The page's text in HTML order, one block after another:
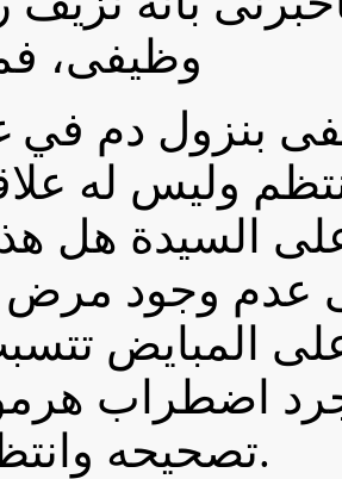
وظيفى،
بنزول دم في
وليس له
على السيدة هل
عدم وجود
المبايض
اضطراب
تصحيحه وانتظام الدورة.